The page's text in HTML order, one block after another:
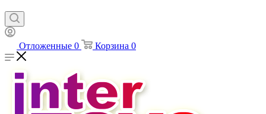
Отложенные 0 Корзина 0